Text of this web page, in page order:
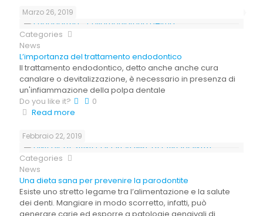
Marzo 26, 2019
Categories
News
L’importanza del trattamento endodontico
Il trattamento endodontico, detto anche anche cura
canalare o devitalizzazione, è necessario in presenza di
un'infiammazione della polpa dentale
Do you like it?
0
Read more
Febbraio 22, 2019
Categories
News
Una dieta sana per prevenire la parodontite
Esiste uno stretto legame tra l’alimentazione e la salute
dei denti. Mangiare in modo scorretto, infatti, può